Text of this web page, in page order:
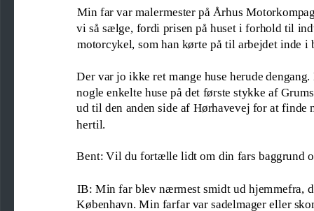
Min far var malermester på Århus
vi så sælge, fordi prisen på huset i forhold til
motorcykel, som han kørte på til arbejdet inde i
Der var jo ikke ret mange huse herude
nogle enkelte huse på det første stykke af
ud til den anden side af Hørhavevej for at finde
hertil.
Bent: Vil du fortælle lidt om din fars baggrund
IB: Min far blev nærmest smidt ud hjemmefra,
København. Min farfar var sadelmager eller